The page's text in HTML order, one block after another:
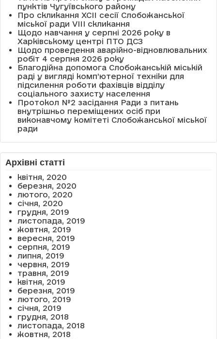
пунктів Чугуївського району
Про скликання XCII сесії Слобожанської
міської ради VIII скликання
Щодо навчання у серпні 2026 року в
Харківському центрі ПТО ДСЗ
Щодо проведення аварійно-відновлювальних
робіт 4 серпня 2026 року
Благодійна допомога Слобожанській міській
раді у вигляді комп’ютерної техніки для
підсилення роботи фахівців відділу
соціального захисту населення
Протокол №2 засідання Ради з питань
внутрішньо переміщених осіб при
виконавчому комітеті Слобожанської міської
ради
Архівні статті
квітня, 2020
березня, 2020
лютого, 2020
січня, 2020
грудня, 2019
листопада, 2019
жовтня, 2019
вересня, 2019
серпня, 2019
липня, 2019
червня, 2019
травня, 2019
квітня, 2019
березня, 2019
лютого, 2019
січня, 2019
грудня, 2018
листопада, 2018
жовтня, 2018